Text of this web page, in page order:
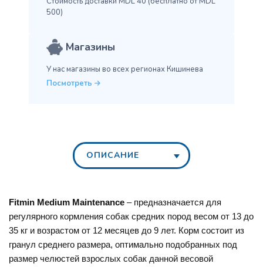
500)
Магазины
У нас магазины во всех регионах Кишинева
Посмотреть
ОПИСАНИЕ
Fitmin Medium Maintenance – предназначается для
регулярного кормления собак средних пород весом от 13 до
35 кг и возрастом от 12 месяцев до 9 лет. Корм состоит из
гранул среднего размера, оптимально подобранных под
размер челюстей взрослых собак данной весовой